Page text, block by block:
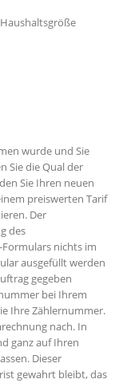
wurde und Sie
Sie die Qual der
Sie Ihren neuen
preiswerten Tarif
Der
des
nichts im
ausgefüllt werden
gegeben
bei Ihrem
Ihre Zählernummer.
nach. In
ganz auf Ihren
Dieser
gewahrt bleibt, das